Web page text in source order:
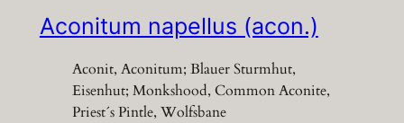
Aconitum napellus (acon.)
Aconit, Aconitum; Blauer Sturmhut,
Eisenhut; Monkshood, Common Aconite,
Priest´s Pintle, Wolfsbane